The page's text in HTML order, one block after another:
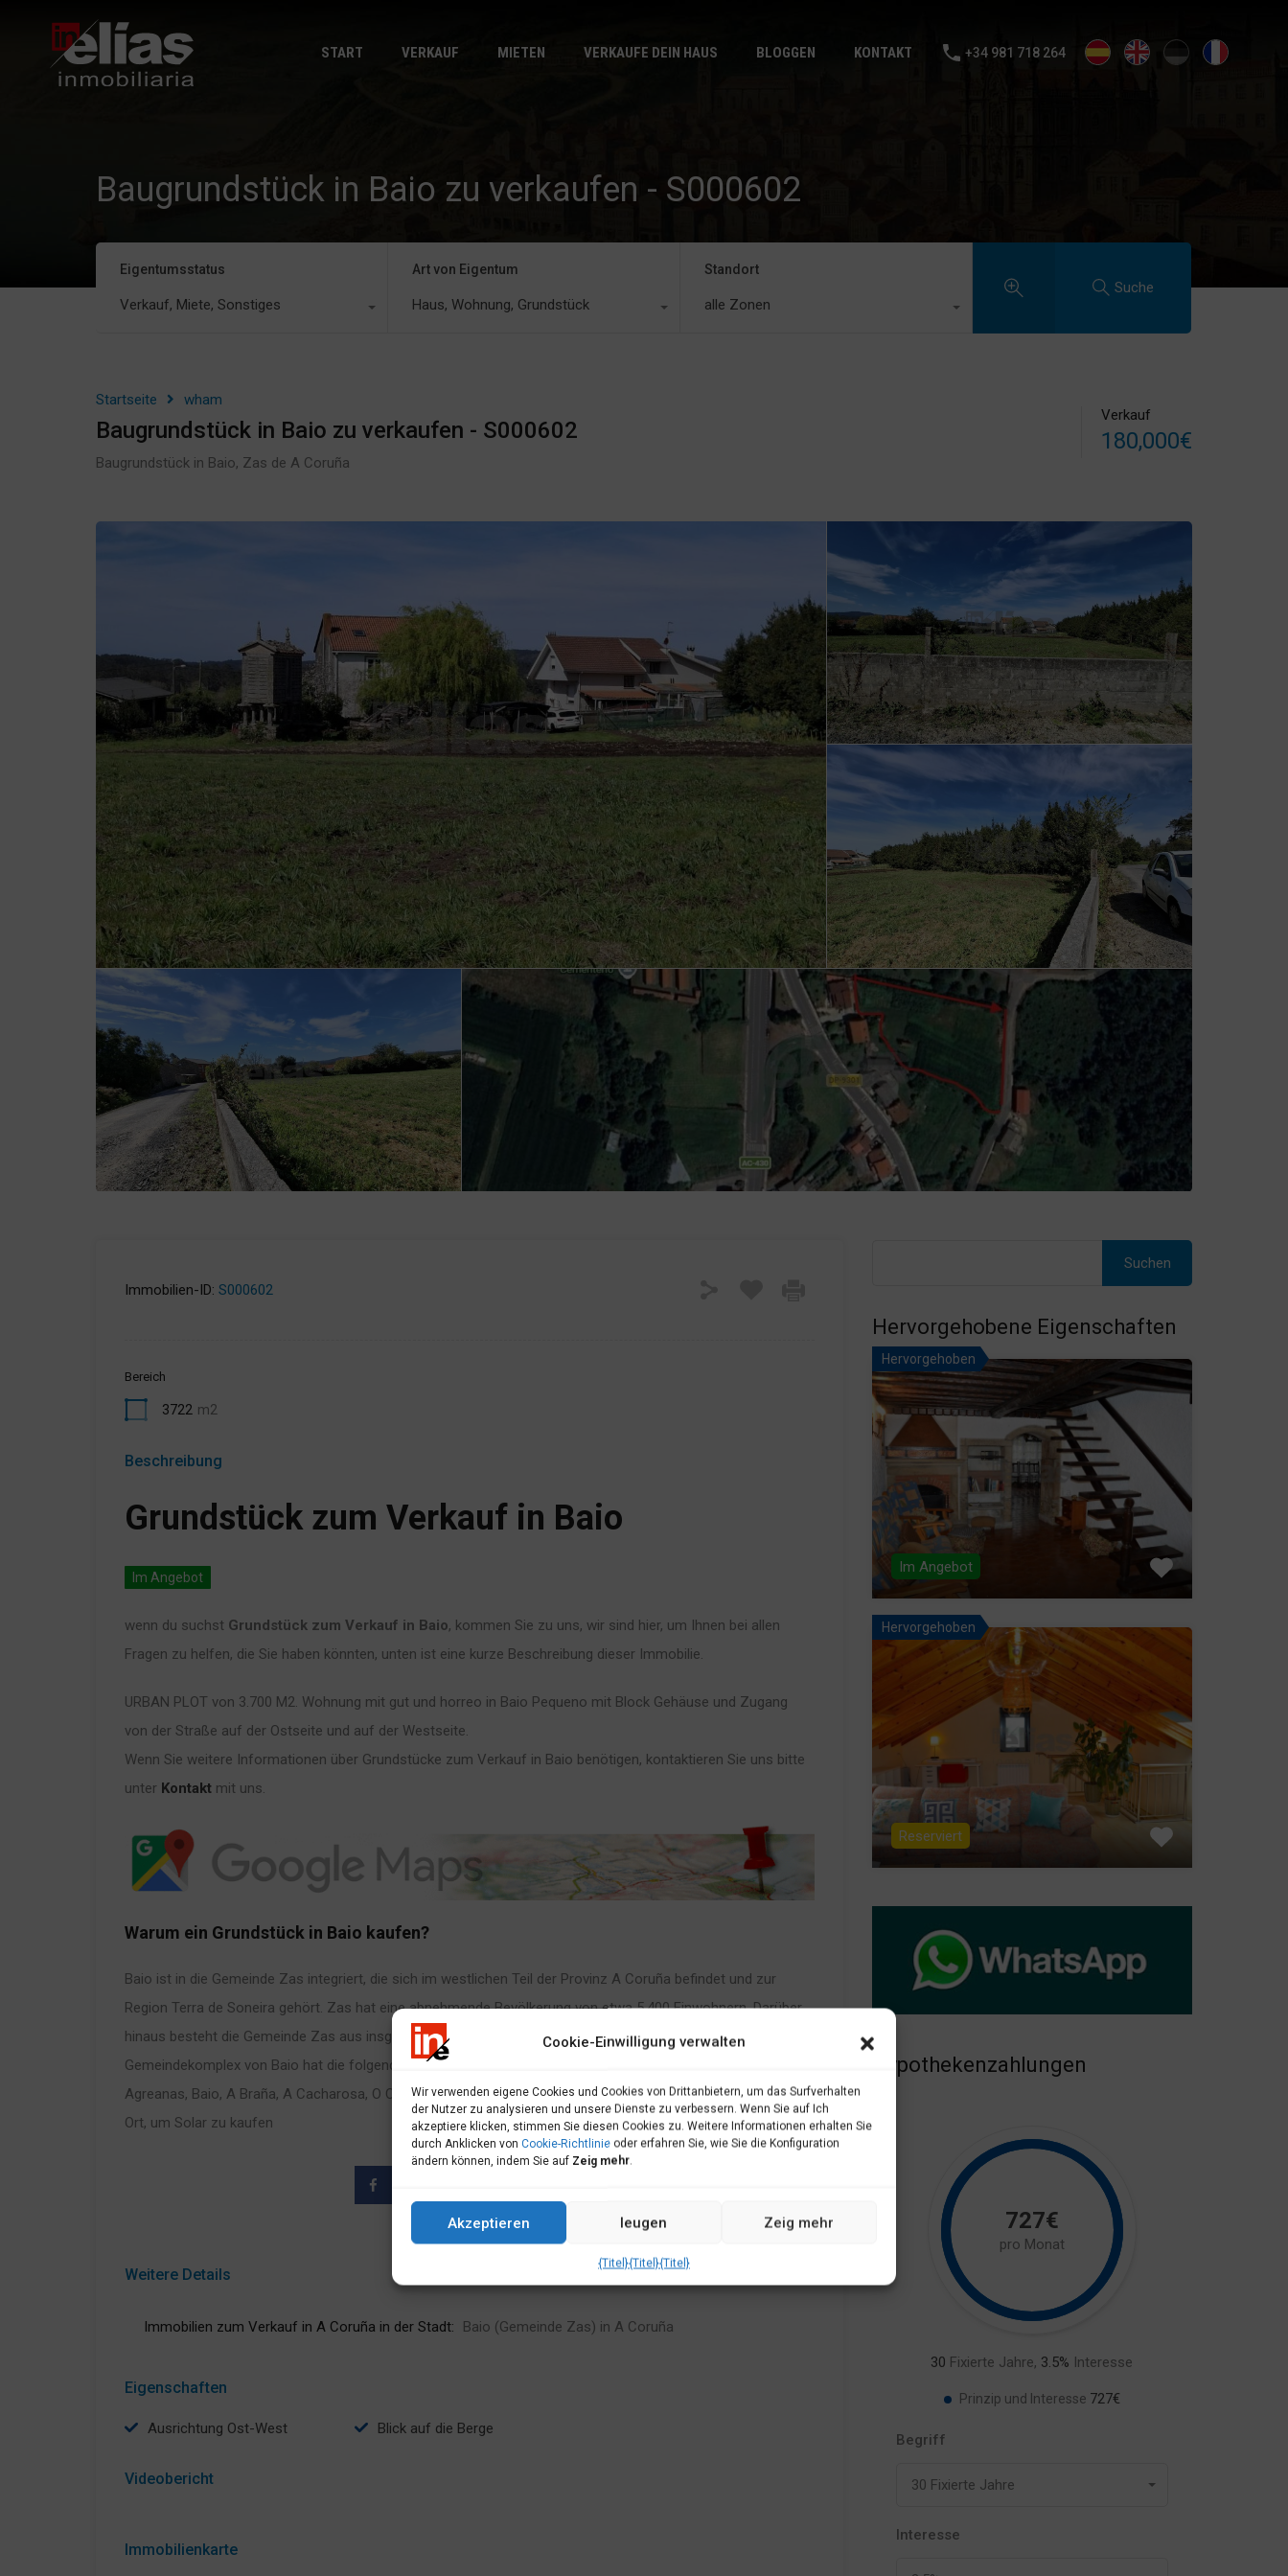
Cookie-Einwilligung verwalten
Wir verwenden eigene Cookies und Cookies von Drittanbietern, um das Surfverhalten
der Nutzer zu analysieren und unsere Dienste zu verbessern. Wenn Sie auf Ich
akzeptiere klicken, stimmen Sie diesen Cookies zu. Weitere Informationen erhalten Sie
durch Anklicken von Cookie-Richtlinie oder erfahren Sie, wie Sie die Konfiguration
ändern können, indem Sie auf Zeig mehr.
Akzeptieren leugen Zeig mehr
{Titel}{Titel}{Titel}
BLOGGEN
KONTAKT
START
VERKAUF MIETEN VERKAUFE DEIN HAUS BLOGGEN KONTAKT +34 981 718 264
Baugrundstück in Baio zu verkaufen - S000602
Eigentumsstatus
Verkauf, Miete, Sonstiges
Art von Eigentum
Haus, Wohnung, Grundstück
Standort
alle Zonen
Suche
Startseite wham
Baugrundstück in Baio zu verkaufen - S000602
Baugrundstück in Baio, Zas de A Coruña
Verkauf
180,000€
Immobilien-ID: S000602
Bereich
3722 m2
Beschreibung
Grundstück zum Verkauf in Baio
Im Angebot
wenn du suchst Grundstück zum Verkauf in Baio, kommen Sie zu uns, wir sind hier, um Ihnen bei allen
Fragen zu helfen, die Sie haben könnten, unten ist eine kurze Beschreibung dieser Immobilie.
URBAN PLOT von 3.700 M2. Wohnung mit gut und horreo in Baio Pequeno mit Block Gehäuse und Zugang
von der Straße auf der Ostseite und auf der Westseite.
Wenn Sie weitere Informationen über Grundstücke zum Verkauf in Baio benötigen, kontaktieren Sie uns bitte
unter Kontakt mit uns.
Warum ein Grundstück in Baio kaufen?
Baio ist in die Gemeinde Zas integriert, die sich im westlichen Teil der Provinz A Coruña befindet und zur
Region Terra de Soneira gehört. Zas hat eine abnehmende Bevölkerung von etwa 5.400 Einwohnern. Darüber
hinaus besteht die Gemeinde Zas aus insgesamt 16 Gemeinden, von denen eine Baio ist. Der
Gemeindekomplex von Baio hat die folgenden Bevölkerungszentren, von denen eines Baio Pequeño ist:
Agreanas, Baio, A Braña, A Cacharosa, O Capo do Rollo, O Chamberín, Fornelos und Agra. Baio ist ein idealer
Ort, um Solar zu kaufen
Weitere Details
Immobilien zum Verkauf in A Coruña in der Stadt: Baio (Gemeinde Zas) in A Coruña
Eigenschaften
Ausrichtung Ost-West Blick auf die Berge
Videobericht
Immobilienkarte
nach:
Hervorgehobene Eigenschaften
Hervorgehoben
Im Angebot
Hervorgehoben
Reserviert
Hypothekenzahlungen
727€
pro Monat
30 Fixierte Jahre, 3.5% Interesse
Prinzip und Interesse 727€
Begriff
30 Fixierte Jahre
Interesse